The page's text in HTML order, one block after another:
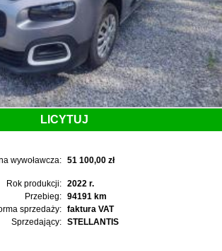
LICYTUJ
wywoławcza: 51 100,00 zł
Rok produkcji:
2022 r.
Przebieg:
94191 km
sprzedaży:
faktura VAT
Sprzedający:
STELLANTIS